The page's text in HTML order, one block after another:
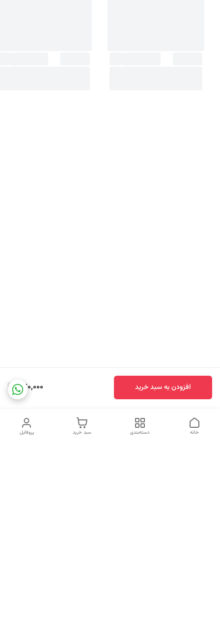
770,000 افزودن به سبد خرید
پروفایل سبد خرید دسته‌بندی خانه